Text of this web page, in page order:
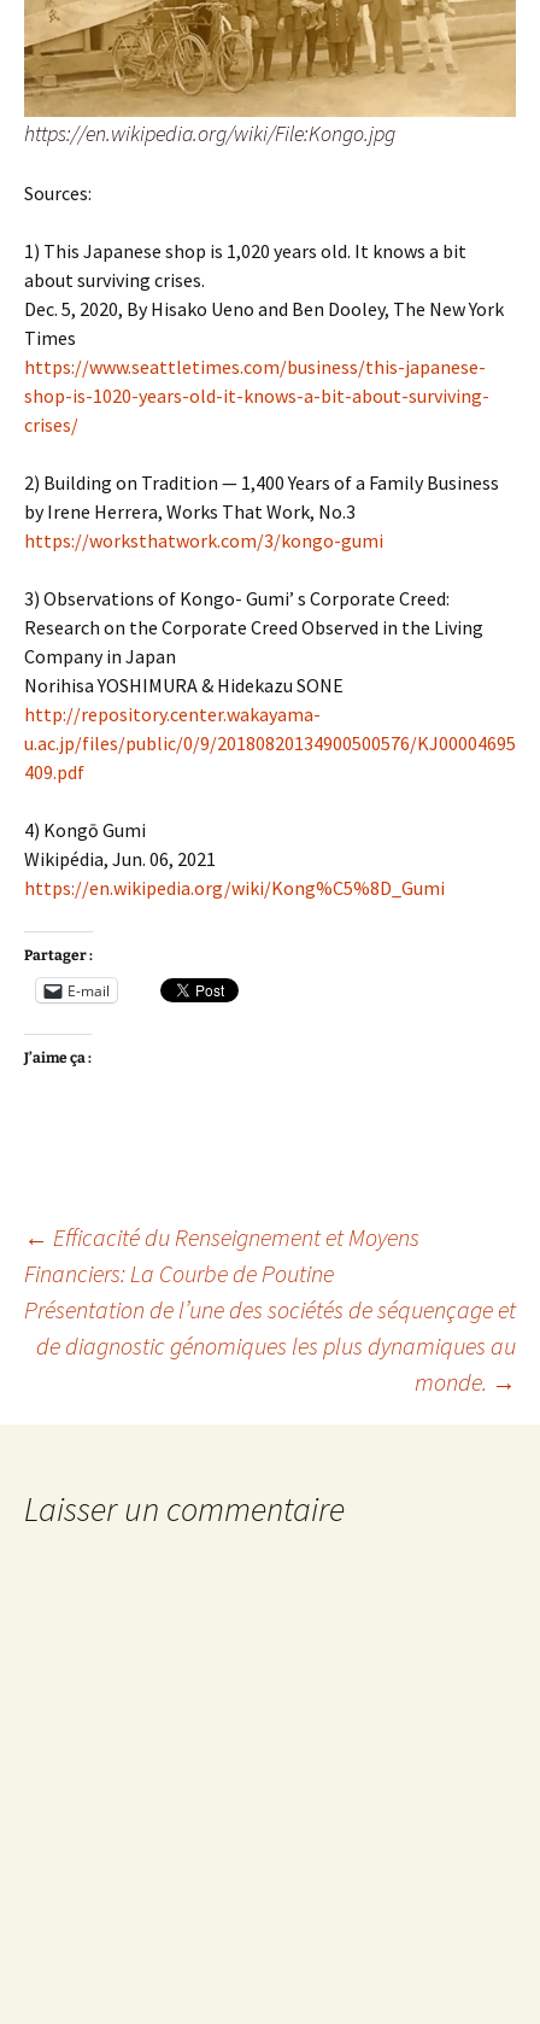
https://en.wikipedia.org/wiki/File:Kongo.jpg
Sources:
1) This Japanese shop is 1,020 years old. It knows a bit
about surviving crises.
Dec. 5, 2020, By Hisako Ueno and Ben Dooley, The New York
Times
https://www.seattletimes.com/business/this-japanese-
shop-is-1020-years-old-it-knows-a-bit-about-surviving-
crises/
2) Building on Tradition — 1,400 Years of a Family Business
by Irene Herrera, Works That Work, No.3
https://worksthatwork.com/3/kongo-gumi
3) Observations of Kongo- Gumi’ s Corporate Creed:
Research on the Corporate Creed Observed in the Living
Company in Japan
Norihisa YOSHIMURA & Hidekazu SONE
http://repository.center.wakayama-
u.ac.jp/files/public/0/9/20180820134900500576/KJ00004695
409.pdf
4) Kongō Gumi
Wikipédia, Jun. 06, 2021
https://en.wikipedia.org/wiki/Kong%C5%8D_Gumi
Partager :
E-mail
J’aime ça :
Navigation
des
articles
← Efficacité du Renseignement et Moyens
Financiers: La Courbe de Poutine
Présentation de l’une des sociétés de séquençage et
de diagnostic génomiques les plus dynamiques au
monde. →
Laisser un commentaire